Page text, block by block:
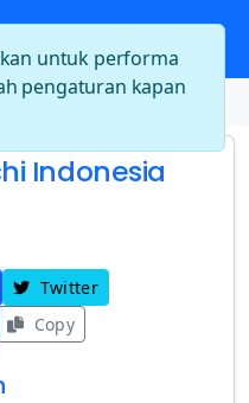
Tbk
Indonesia
Twitter
Copy
untuk performa
pengaturan kapan